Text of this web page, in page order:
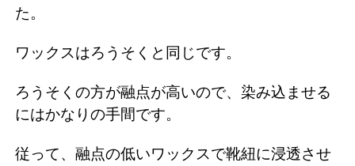
た。
ワックスはろうそくと同じです。
ろうそくの方が融点が高いので、染み込ませる
にはかなりの手間です。
従って、融点の低いワックスで靴紐に浸透させ